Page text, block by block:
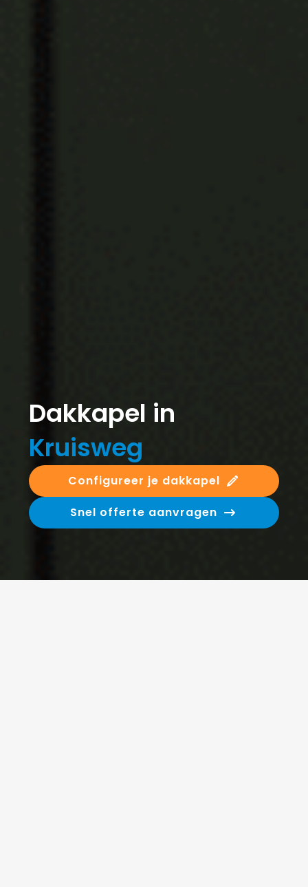
Dakkapel in
Kruisweg
Configureer je dakkapel
Snel offerte aanvragen